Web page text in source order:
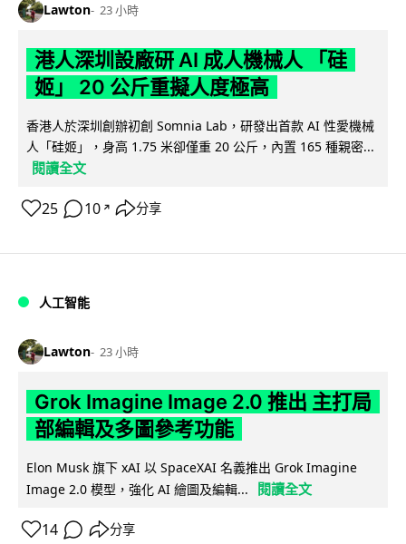
Lawton 23 小時
港人深圳設廠研 AI 成人機械人 「硅
姬」 20 公斤重擬人度極高
香港人於深圳創辦初創 Somnia Lab，研發出首款 AI 性愛機械
人「硅姬」，身高 1.75 米卻僅重 20 公斤，內置 165 種親密...
閱讀全文
25 10 ↗ 分享
人工智能
Lawton 23 小時
Grok Imagine Image 2.0 推出 主打局
部編輯及多圖參考功能
Elon Musk 旗下 xAI 以 SpaceXAI 名義推出 Grok Imagine
Image 2.0 模型，強化 AI 繪圖及編輯...
閱讀全文
14 分享